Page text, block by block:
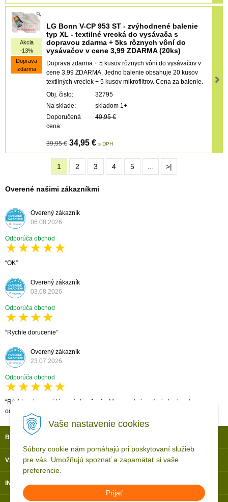
Vaše nastavenie cookies
Súbory cookie nám pomáhajú pri poskytovaní služieb
pre vás. Umožňujú spoznať a zapamätať si vaše
preferencie.
Prijať
Akcia
-13%
Doprava
zdarma
LG Bonn V-CP 953 ST - zvýhodnené balenie
typ XL - textilné vrecká do vysávača s
dopravou zdarma + 5ks rôznych vôní do
vysávačov v cene 3,99 ZDARMA (20ks)
Doprava zdarma + 5 kusov rôznych vôní do vysávačov v
cene 3,99 ZDARMA. Jedno balenie obsahuje 20 kusov
textilných vreciek + 5 kusov mikrofiltrov. Cena za balenie.
Obj. čislo:
32795
Na sklade:
skladom 1+
Doporučená
cena:
40,95 €
39,95 € 34,95 € s DPH
1 2 3 4 5 >|
Overené našimi zákazníkmi
Overený zákazník
06.08.2026
Odporúča obchod
OK
Overený zákazník
03.08.2026
Odporúča obchod
Rychle dorucenie
Overený zákazník
23.07.2026
Odporúča obchod
Rýchle a bezproblémové doručenie. Max. spokojnosť, obchod vrelo
odporúčam.
BLACK SHARK S.R.O.
VŠETKO O NÁKUPE
INFORMÁCIE